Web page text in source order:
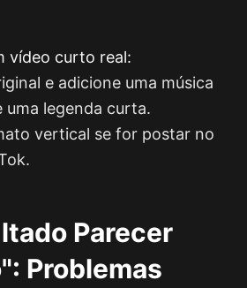
vídeo curto real:
e adicione uma música
uma legenda curta.
vertical se for postar no
Parecer
Problemas